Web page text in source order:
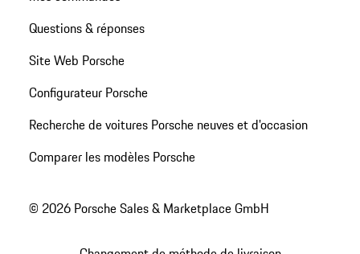
Questions & réponses
Site Web Porsche
Configurateur Porsche
Recherche de voitures Porsche neuves et d'occasion
Comparer les modèles Porsche
© 2026 Porsche Sales & Marketplace GmbH